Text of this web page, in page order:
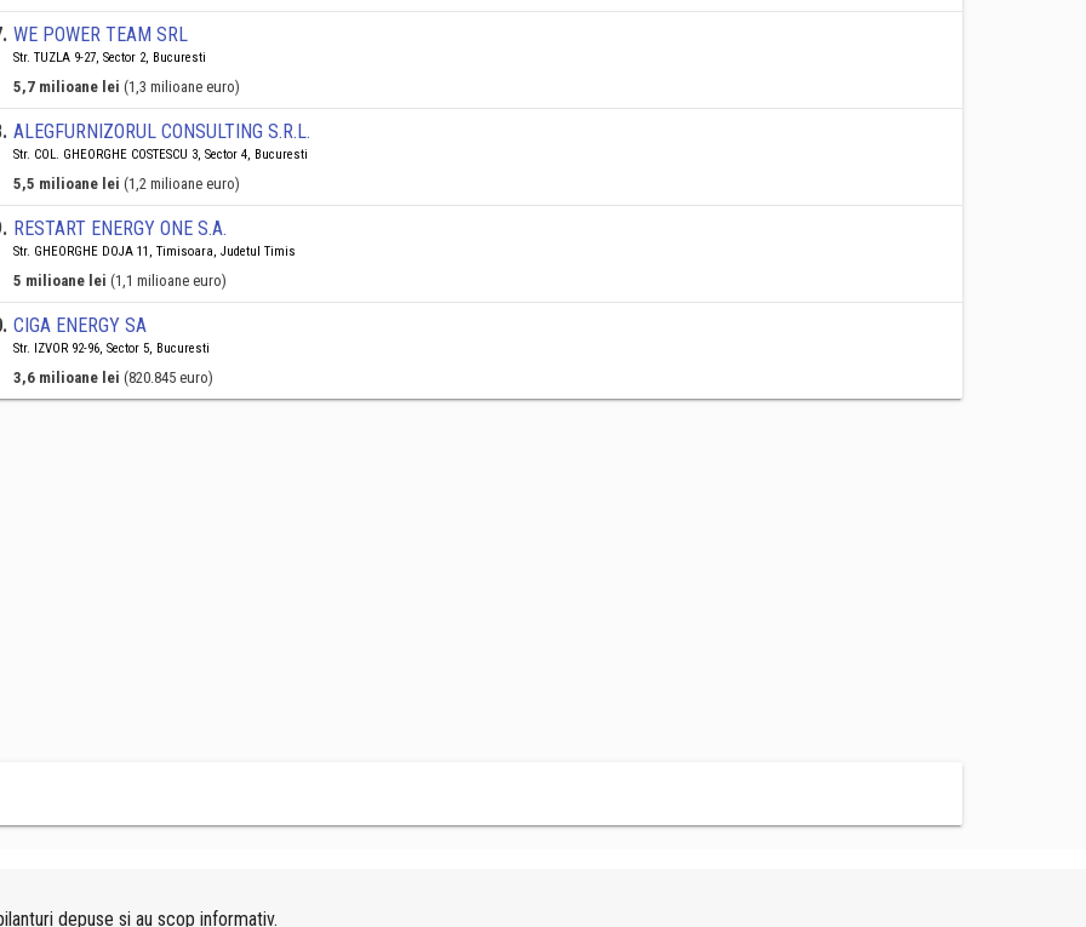
. WE POWER TEAM SRL
Str. TUZLA 9-27, Sector 2, Bucuresti
5,7 milioane lei (1,3 milioane euro)
. ALEGFURNIZORUL CONSULTING S.R.L.
Str. COL. GHEORGHE COSTESCU 3, Sector 4, Bucuresti
5,5 milioane lei (1,2 milioane euro)
. RESTART ENERGY ONE S.A.
Str. GHEORGHE DOJA 11, Timisoara, Judetul Timis
5 milioane lei (1,1 milioane euro)
. CIGA ENERGY SA
Str. IZVOR 92-96, Sector 5, Bucuresti
3,6 milioane lei (820.845 euro)
depuse si au scop informativ.